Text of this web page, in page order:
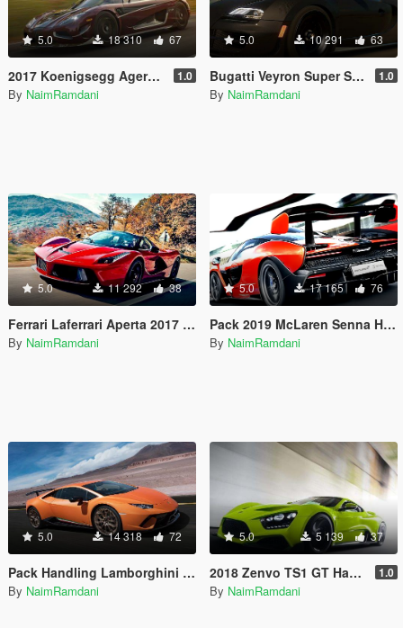
5.0 18 310 67
2017 Koenigsegg Agera RS Handling and Sounds 1.0
By NaimRamdani
5.0 10 291 63
Bugatti Veyron Super Sport Handling and Sounds 1.0
By NaimRamdani
5.0 11 292 38
Ferrari Laferrari Aperta 2017 Handling and Sounds
By NaimRamdani
5.0 17 165 76
Pack 2019 McLaren Senna Handling and Sounds 1.4
By NaimRamdani
5.0 14 318 72
Pack Handling Lamborghini Huracan Performante Top Speed
By NaimRamdani
5.0 5 139 37
2018 Zenvo TS1 GT Handling - top speed 1.0
By NaimRamdani